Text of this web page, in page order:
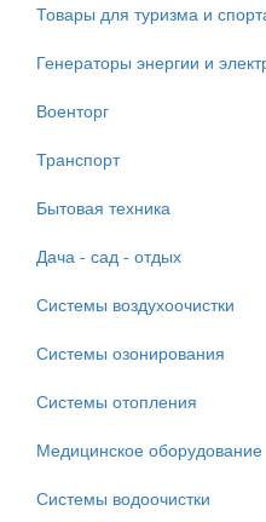
Товары для туризма и
Генераторы энергии и
Военторг
Транспорт
Бытовая техника
Дача - сад - отдых
Системы воздухоочистки
Системы озонирования
Системы отопления
Медицинское оборудование
Системы водоочистки